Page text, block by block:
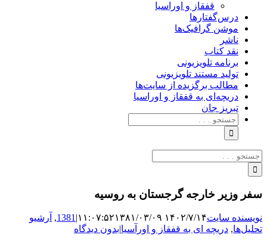
قفقاز و اوراسیا
درس‌گفتارها
موشن گرافیک‌ها
ناشر
نقد کتاب
برنامه‌ تلویزیونی
تولید مستند تلویزیونی
مطالب برگزیده از سایت‌ها
دریچه‌ای به قفقاز و اوراسیا
تبریزِ جان
جستجو
برای:
جستجو
برای:
سفر وزیر خارجه گرجستان به روسیه
نویسنده سایت۱۴۰۲/۷/۱۴ ۱۱:۰۷:۵۲ ۱۳۸۱/۰۳/۰۹ |
1381
, آرشیو
تحلیل‌ها, دریچه ای به قفقاز و اورآسیا|بدون دیدگاه